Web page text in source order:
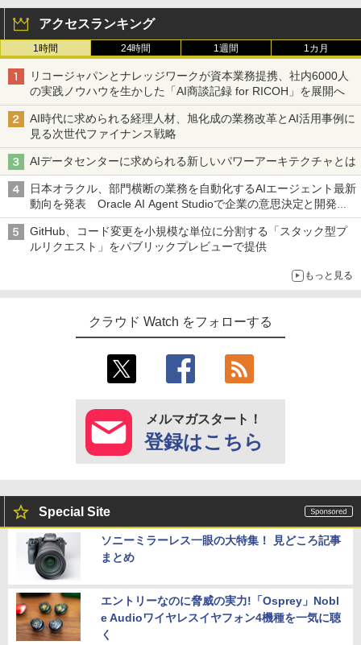
アクセスランキング
1時間 24時間 1週間 1カ月
リコージャパンとナレッジワークが資本業務提携、社内6000人
の実践ノウハウを生かした「AI商談記録 for RICOH」を展開へ
AI時代に求められる経理人材、旭化成の業務改革とAI活用事例に
見る次世代ファイナンス戦略
AIデータセンターに求められる新しいパワーアーキテクチャとは
日本オラクル、部門横断の業務を自動化するAIエージェント最新
動向を発表 Oracle AI Agent Studioで企業の意思決定と開発を
加速
GitHub、コード変更を小規模な単位に分割する「スタック型プ
ルリクエスト」をパブリックプレビューで提供
もっと見る
クラウド Watch をフォローする
メルマガスタート！
登録はこちら
Special Site
ソニーミラーレス一眼の大特集！ 見どころ記事
まとめ
エントリーなのに脅威の実力!「Osprey」Nobl
e Audioワイヤレスイヤフォン4機種を一気に聴
く